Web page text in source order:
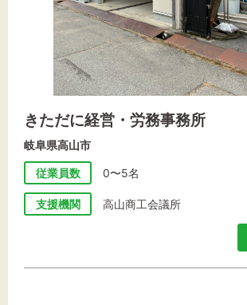
きただに経営・労務事務所
岐阜県高山市
従業員数 0〜5名
支援機関 高山商工会議所